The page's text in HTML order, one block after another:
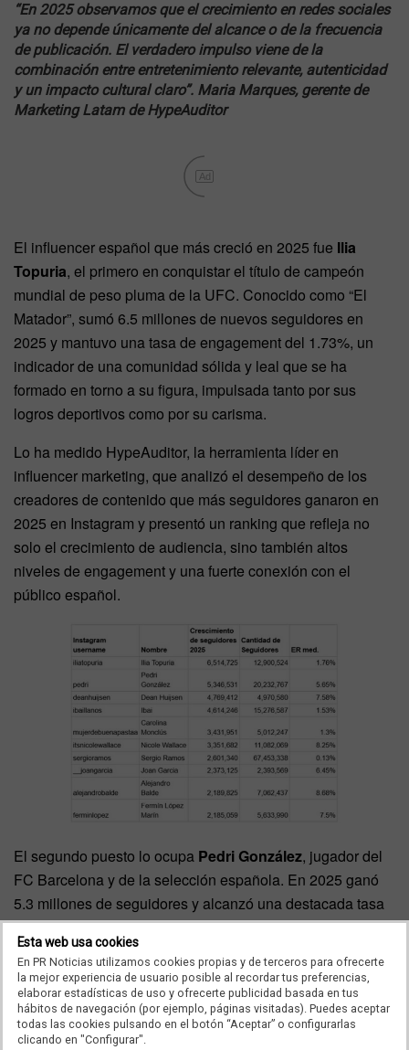
“En 2025 observamos que el crecimiento en redes sociales
ya no depende únicamente del alcance o de la frecuencia
de publicación. El verdadero impulso viene de la
combinación entre entretenimiento relevante, autenticidad
y un impacto cultural claro”. Maria Marques, gerente de
Marketing Latam de HypeAuditor
Ad
El influencer español que más creció en 2025 fue Ilia
Topuria, el primero en conquistar el título de campeón
mundial de peso pluma de la UFC. Conocido como “El
Matador”, sumó 6.5 millones de nuevos seguidores en
2025 y mantuvo una tasa de engagement del 1.73%, un
indicador de una comunidad sólida y leal que se ha
formado en torno a su figura, impulsada tanto por sus
logros deportivos como por su carisma.
Lo ha medido HypeAuditor, la herramienta líder en
influencer marketing, que analizó el desempeño de los
creadores de contenido que más seguidores ganaron en
2025 en Instagram y presentó un ranking que refleja no
solo el crecimiento de audiencia, sino también altos
niveles de engagement y una fuerte conexión con el
público español.
El segundo puesto lo ocupa Pedri González, jugador del
FC Barcelona y de la selección española. En 2025 ganó
5.3 millones de seguidores y alcanzó una destacada tasa
de engagement del 5.6%. Este nivel de interacción
demuestra que su audiencia no solo crece, sino que
participa activamente comentando, dando “me gusta” y
compartiendo sus publicaciones, lo que refleja una
relación de confianza, cercanía e identificación que va más
allá de su rendimiento en el terreno de juego.
Esta web usa cookies
En PR Noticias utilizamos cookies propias y de terceros para ofrecerte
la mejor experiencia de usuario posible al recordar tus preferencias,
elaborar estadísticas de uso y ofrecerte publicidad basada en tus
hábitos de navegación (por ejemplo, páginas visitadas). Puedes aceptar
todas las cookies pulsando en el botón “Aceptar” o configurarlas
clicando en "Configurar".